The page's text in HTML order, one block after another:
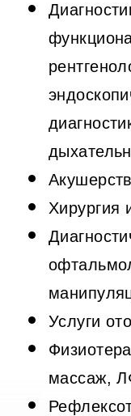
Хирургия
Услуги
массаж,